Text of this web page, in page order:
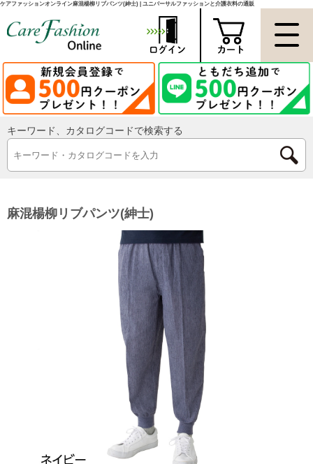
ケアファッションオンライン麻混楊柳リブパンツ(紳士) | ユニバーサルファッションと介護衣料の通販
キーワード、カタログコードで検索する
麻混楊柳リブパンツ(紳士)